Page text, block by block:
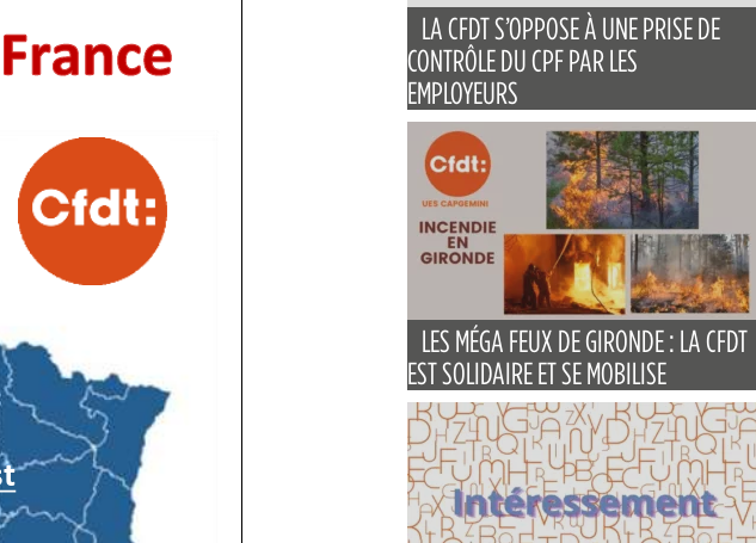
LA CFDT S’OPPOSE À UNE PRISE DE
CONTRÔLE DU CPF PAR LES
EMPLOYEURS
LES MÉGA FEUX DE GIRONDE : LA CFDT
EST SOLIDAIRE ET SE MOBILISE